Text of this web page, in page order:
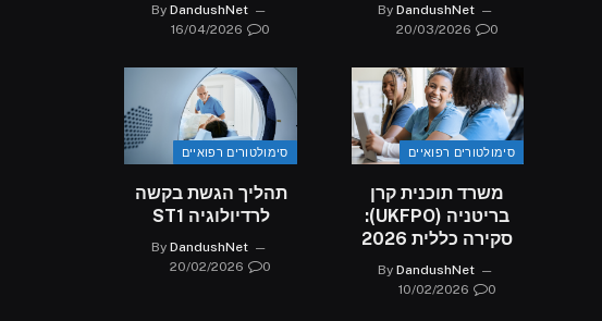
By DandushNet
20/03/2026
0
By DandushNet
16/04/2026
0
סימולטורים רפואיים
משרד תוכנית קרן
בריטניה (UKFPO):
סקירה כללית 2026
By DandushNet
10/02/2026
0
סימולטורים רפואיים
תהליך הגשת בקשה
לרדיולוגיה ST1
By DandushNet
20/02/2026
0